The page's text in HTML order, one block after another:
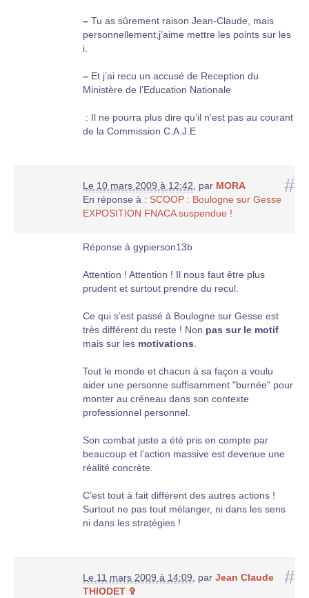
– Tu as sûrement raison Jean-Claude, mais
personnellement,j’aime mettre les points sur les
i.
– Et j’ai recu un accusé de Reception du
Ministère de l’Education Nationale
: Il ne pourra plus dire qu’il n’est pas au courant
de la Commission C.A.J.E
#
Le 10 mars 2009 à 12:42, par MORA
En réponse à : SCOOP : Boulogne sur Gesse
EXPOSITION FNACA suspendue !
Réponse à gypierson13b
Attention ! Attention ! Il nous faut être plus
prudent et surtout prendre du recul.
Ce qui s’est passé à Boulogne sur Gesse est
très différent du reste ! Non pas sur le motif
mais sur les motivations.
Tout le monde et chacun à sa façon a voulu
aider une personne suffisamment "burnée" pour
monter au créneau dans son contexte
professionnel personnel.
Son combat juste a été pris en compte par
beaucoup et l’action massive est devenue une
réalité concrète.
C’est tout à fait différent des autres actions !
Surtout ne pas tout mélanger, ni dans les sens
ni dans les stratégies !
#
Le 11 mars 2009 à 14:09, par Jean Claude
THIODET ✞